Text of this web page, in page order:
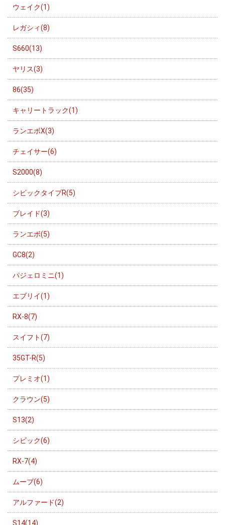
ウェイク(1)
レガシィ(8)
S660(13)
ヤリス(3)
86(35)
キャリートラック(1)
ランエボX(3)
チェイサー(6)
S2000(8)
シビックタイプR(5)
ブレイド(3)
ランエボ(5)
GC8(2)
パジェロミニ(1)
エブリイ(1)
RX-8(7)
スイフト(7)
35GT-R(5)
プレミオ(1)
クラウン(5)
S13(2)
シビック(6)
RX-7(4)
ムーブ(6)
アルファード(2)
S14(14)